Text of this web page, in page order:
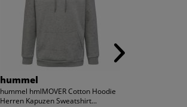
hummel
hummel hmlMOVER Cotton Hoodie
Herren Kapuzen Sweatshirt...